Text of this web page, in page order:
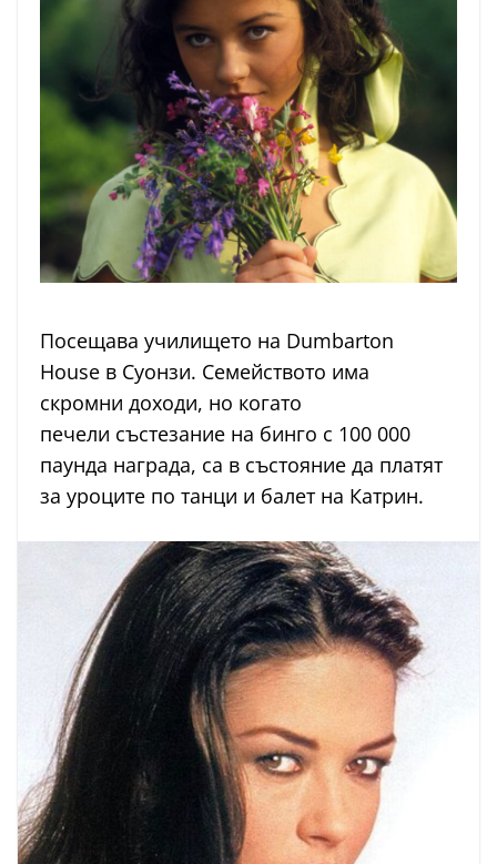
Посещава училището на Dumbarton
House в Суонзи. Семейството има
скромни доходи, но когато
печели състезание на бинго с 100 000
паунда награда, са в състояние да платят
за уроците по танци и балет на Катрин.